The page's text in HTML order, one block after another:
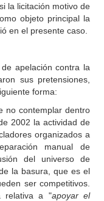
la licitación motivo de
objeto principal la
en el presente caso.
apelación contra la
sus pretensiones,
forma:
no contemplar dentro
2002 la actividad de
organizados a
manual de
del universo de
la basura, que es el
ser competitivos.
relativa a "apoyar el